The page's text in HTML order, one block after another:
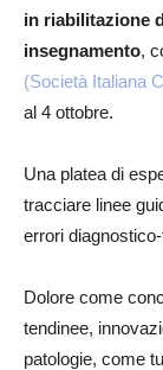
in riabilitazione
insegnamento,
(Società Italiana
al 4 ottobre.
Una platea di
tracciare linee
errori
Dolore come
tendinee,
patologie, come